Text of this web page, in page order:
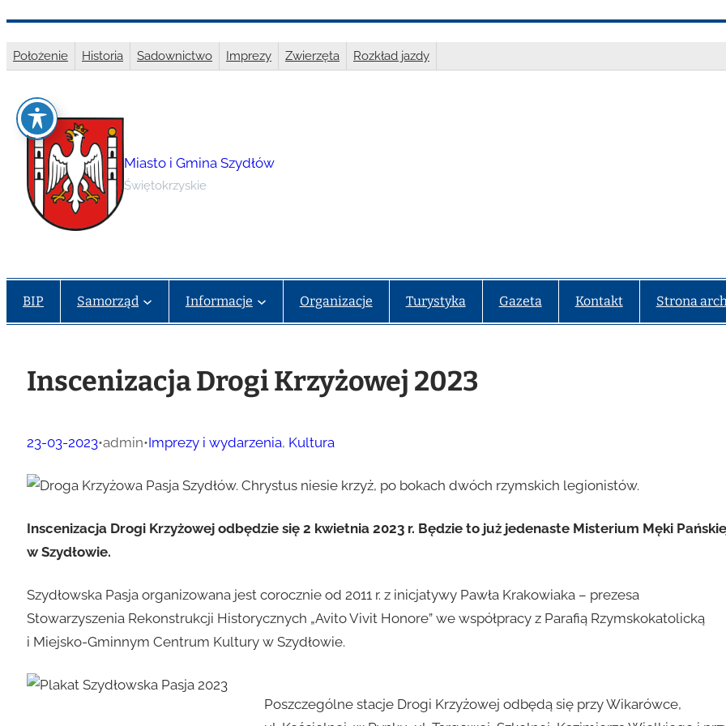
do
Położenie Historia Sadownictwo Imprezy Zwierzęta Rozkład jazdy
Miasto i Gmina Szydłów
Świętokrzyskie
BIP Samorząd Informacje Organizacje Turystyka Gazeta Kontakt Strona
Inscenizacja Drogi Krzyżowej 2023
23-03-2023•admin•Imprezy i wydarzenia, Kultura
Inscenizacja Drogi Krzyżowej odbędzie się 2 kwietnia 2023 r. Będzie to już jedenaste Misterium Męki
w Szydłowie.
Szydłowska Pasja organizowana jest corocznie od 2011 r. z inicjatywy Pawła Krakowiaka – prezesa
Stowarzyszenia Rekonstrukcji Historycznych „Avito Vivit Honore” we współpracy z Parafią Rzymskokatolicką
i Miejsko-Gminnym Centrum Kultury w Szydłowie.
Poszczególne stacje Drogi Krzyżowej odbędą się przy Wikarówce,